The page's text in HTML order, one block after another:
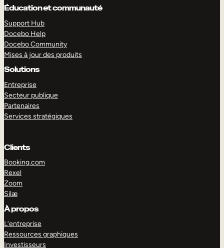
Éducation et communauté
Support Hub
Docebo Help
Docebo Community
Mises à jour des produits
Solutions
Entreprise
Secteur publique
Partenaires
Services stratégiques
Clients
Booking.com
Rexel
Zoom
Silæ
À propos
L’entreprise
Ressources graphiques
Investisseurs